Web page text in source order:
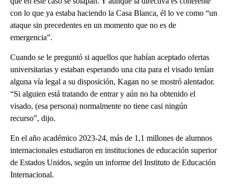
con lo que ya estaba haciendo la Casa Blanca, él lo ve como “un
ataque sin precedentes en un momento que no es de
emergencia”.
Cuando se le preguntó si aquellos que habían aceptado ofertas
universitarias y estaban esperando una cita para el visado tenían
alguna vía legal a su disposición, Kagan no se mostró alentador.
“Si alguien está tratando de entrar y aún no ha obtenido el
visado, (esa persona) normalmente no tiene casi ningún
recurso”, dijo.
En el año académico 2023-24, más de 1,1 millones de alumnos
internacionales estudiaron en instituciones de educación superior
de Estados Unidos, según un informe del Instituto de Educación
Internacional.